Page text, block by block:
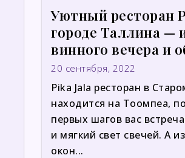
Уютный ресторан
городе Таллина —
винного вечера и
20 сентября, 2022
Pika Jala ресторан в
находится на Тоомпеа,
первых шагов вас
и мягкий свет свечей. А
окон...